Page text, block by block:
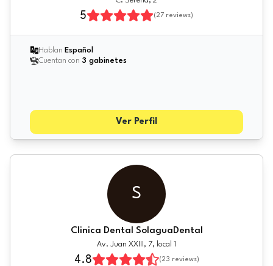
5 (27 reviews)
Hablan Español
Cuentan con 3 gabinetes
Ver Perfil
S
Clinica Dental SolaguaDental
Av. Juan XXIII, 7, local 1
4.8 (23 reviews)